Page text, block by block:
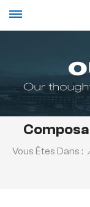
Vous Êtes Dans :